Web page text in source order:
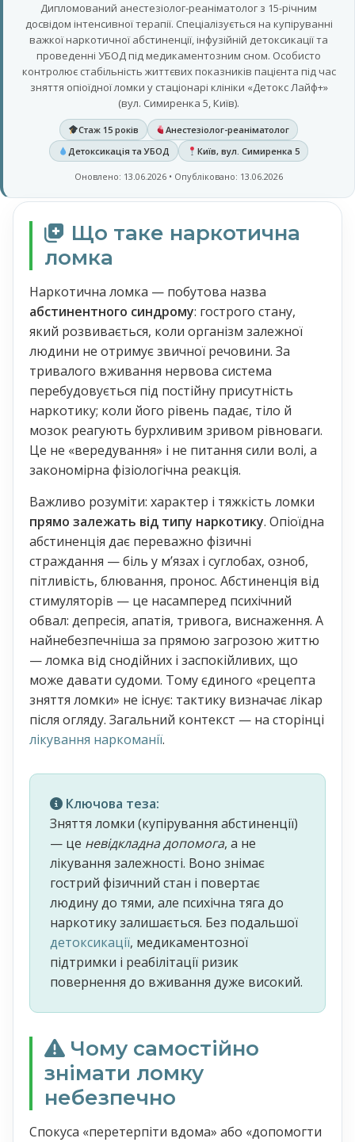
Дипломований анестезіолог-реаніматолог з 15-річним
досвідом інтенсивної терапії. Спеціалізується на купіруванні
важкої наркотичної абстиненції, інфузійній детоксикації та
проведенні УБОД під медикаментозним сном. Особисто
контролює стабільність життєвих показників пацієнта під час
зняття опіоїдної ломки у стаціонарі клініки «Детокс Лайф+»
(вул. Симиренка 5, Київ).
Стаж 15 років
Анестезіолог-реаніматолог
Детоксикація та УБОД
Київ, вул. Симиренка 5
Оновлено: 13.06.2026 • Опубліковано: 13.06.2026
Що таке наркотична
ломка
Наркотична ломка — побутова назва
абстинентного синдрому: гострого стану,
який розвивається, коли організм залежної
людини не отримує звичної речовини. За
тривалого вживання нервова система
перебудовується під постійну присутність
наркотику; коли його рівень падає, тіло й
мозок реагують бурхливим зривом рівноваги.
Це не «вередування» і не питання сили волі, а
закономірна фізіологічна реакція.
Важливо розуміти: характер і тяжкість ломки
прямо залежать від типу наркотику. Опіоїдна
абстиненція дає переважно фізичні
страждання — біль у мʼязах і суглобах, озноб,
пітливість, блювання, пронос. Абстиненція від
стимуляторів — це насамперед психічний
обвал: депресія, апатія, тривога, виснаження. А
найнебезпечніша за прямою загрозою життю
— ломка від снодійних і заспокійливих, що
може давати судоми. Тому єдиного «рецепта
зняття ломки» не існує: тактику визначає лікар
після огляду. Загальний контекст — на сторінці
лікування наркоманії.
Ключова теза:
Зняття ломки (купірування абстиненції)
— це невідкладна допомога, а не
лікування залежності. Воно знімає
гострий фізичний стан і повертає
людину до тями, але психічна тяга до
наркотику залишається. Без подальшої
детоксикації, медикаментозної
підтримки і реабілітації ризик
повернення до вживання дуже високий.
Чому самостійно
знімати ломку
небезпечно
Спокуса «перетерпіти вдома» або «допомогти